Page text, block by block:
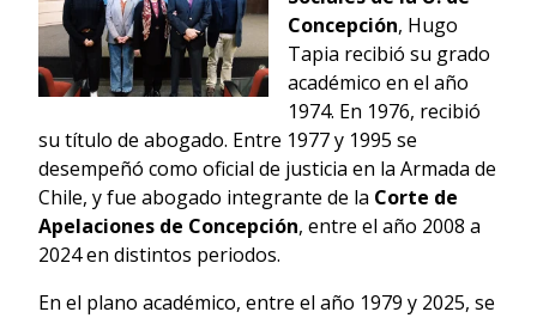
Concepción, Hugo
Tapia recibió su grado
académico en el año
1974. En 1976, recibió
su título de abogado. Entre 1977 y 1995 se
desempeñó como oficial de justicia en la Armada de
Chile, y fue abogado integrante de la Corte de
Apelaciones de Concepción, entre el año 2008 a
2024 en distintos periodos.
En el plano académico, entre el año 1979 y 2025, se